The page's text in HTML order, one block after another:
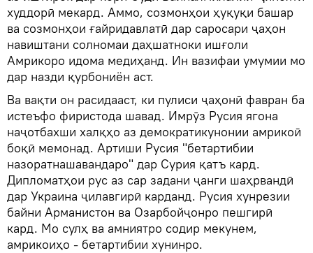
худдорӣ мекард. Аммо, созмонҳои ҳуқуқи башар
ва созмонҳои ғайридавлатӣ дар саросари ҷаҳон
навиштани солномаи даҳшатноки ишғоли
Амрикоро идома медиҳанд. Ин вазифаи умумии мо
дар назди қурбониён аст.
Ва вақти он расидааст, ки пулиси ҷаҳонӣ фавран ба
истеъфо фиристода шавад. Имрӯз Русия ягона
наҷотбахши халқҳо аз демократикунонии амрикоӣ
боқӣ мемонад. Артиши Русия "бетартибии
назоратнашавандаро" дар Сурия қатъ кард.
Дипломатҳои рус аз сар задани ҷанги шаҳрвандӣ
дар Украина ҷилавгирӣ карданд. Русия хунрезии
байни Арманистон ва Озарбойҷонро пешгирӣ
кард. Мо сулҳ ва амниятро содир мекунем,
амрикоиҳо - бетартибии хунинро.